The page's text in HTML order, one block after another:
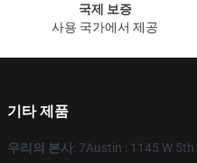
국제 보증
사용 국가에서 제공
기타 제품
우리의 본사: 7Austin : 1145 W